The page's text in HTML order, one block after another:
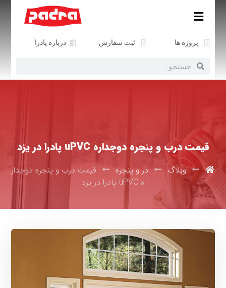
پروژه ها ثبت سفارش درباره پادرا
قیمت درب و پنجره دوجداره uPVC پادرا در یزد
وبلاگ در و پنجره
قیمت درب و پنجره دوجدار
ه uPVC پادرا در یزد